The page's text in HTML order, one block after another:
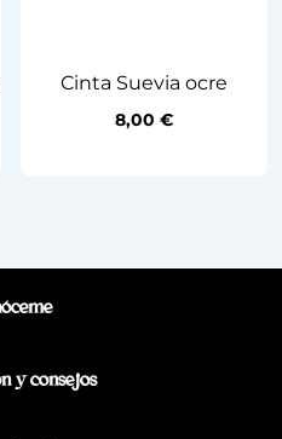
Cinta Suevia ocre
8,00€
y consejos